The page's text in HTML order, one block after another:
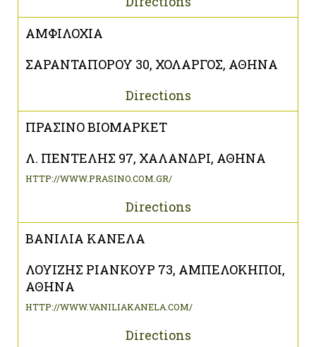
ΑΜΦΙΛΟΧΙΑ
ΣΑΡΑΝΤΑΠΟΡΟΥ 30, ΧΟΛΑΡΓΟΣ, ΑΘΗΝΑ
Directions
ΠΡΑΣΙΝΟ ΒΙΟΜΑΡΚΕΤ
Λ. ΠΕΝΤΕΛΗΣ 97, ΧΑΛΑΝΔΡΙ, ΑΘΗΝΑ
HTTP://WWW.PRASINO.COM.GR/
Directions
ΒΑΝΙΛΙΑ ΚΑΝΕΛΑ
ΛΟΥΙΖΗΣ ΡΙΑΝΚΟΥΡ 73, ΑΜΠΕΛΟΚΗΠΟΙ,
ΑΘΗΝΑ
HTTP://WWW.VANILIAKANELA.COM/
Directions